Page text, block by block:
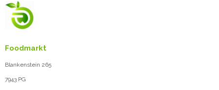
Foodmarkt
Blankenstein 265
7943 PG